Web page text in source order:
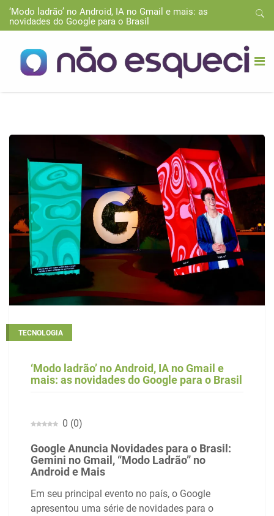
‘Modo ladrão’ no Android, IA no Gmail e mais: as
novidades do Google para o Brasil
TECNOLOGIA
‘Modo ladrão’ no Android, IA no Gmail e
mais: as novidades do Google para o Brasil
0 (0)
Google Anuncia Novidades para o Brasil:
Gemini no Gmail, “Modo Ladrão” no
Android e Mais
Em seu principal evento no país, o Google
apresentou uma série de novidades para o